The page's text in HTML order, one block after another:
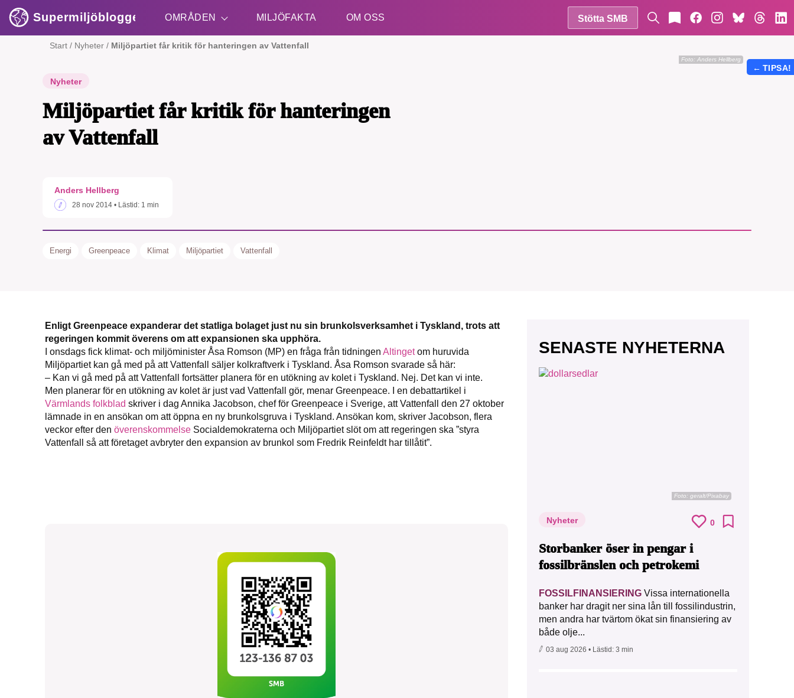
Supermiljöbloggen OMRÅDEN MILJÖFAKTA OM OSS Stötta SMB
Start / Nyheter / Miljöpartiet får kritik för hanteringen av Vattenfall
Nyheter
Miljöpartiet får kritik för hanteringen
av Vattenfall
Foto: Anders Hellberg
Anders Hellberg
28 nov 2014 • Lästid: 1 min
Energi Greenpeace Klimat Miljöpartiet Vattenfall
Enligt Greenpeace expanderar det statliga bolaget just nu sin brunkolsverksamhet i Tyskland, trots att
regeringen kommit överens om att expansionen ska upphöra.
I onsdags fick klimat- och miljöminister Åsa Romson (MP) en fråga från tidningen Altingetom huruvida
Miljöpartiet kan gå med på att Vattenfall säljer kolkraftverk i Tyskland. Åsa Romson svarade så här:
– Kan vi gå med på att Vattenfall fortsätter planera för en utökning av kolet i Tyskland. Nej. Det kan vi inte.
Men planerar för en utökning av kolet är just vad Vattenfall gör, menar Greenpeace. I en debattartikel i
Värmlands folkblad skriver i dag Annika Jacobson, chef för Greenpeace i Sverige, att Vattenfall den 27 oktober
lämnade in en ansökan om att öppna en ny brunkolsgruva i Tyskland. Ansökan kom, skriver Jacobson, flera
veckor efter den överenskommelse Socialdemokraterna och Miljöpartiet slöt om att regeringen ska ”styra
Vattenfall så att företaget avbryter den expansion av brunkol som Fredrik Reinfeldt har tillåtit”.
SENASTE NYHETERNA
Foto: geralt/Pixabay
Nyheter 0
Storbanker öser in pengar i
fossilbränslen och petrokemi
FOSSILFINANSIERING Vissa internationella
banker har dragit ner sina lån till fossilindustrin,
men andra har tvärtom ökat sin finansiering av
både olje...
03 aug 2026 • Lästid: 3 min
← TIPSA!
SMB kämpar för en hållbar framtid. Sedan starten 2010 har vår
ideella redaktion drivit miljödebatten framåt genom
nyhetsbevakning och granskningar. Nu vill vi utveckla vårt
arbete – och vi hoppas att du vill hjälpa oss.
Stötta vårt arbete genom att swisha en slant till
1231368703